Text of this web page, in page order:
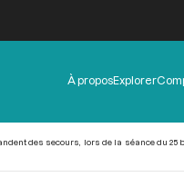
Menu
de
À proposExplorer
des secours, lors de la séance du 25